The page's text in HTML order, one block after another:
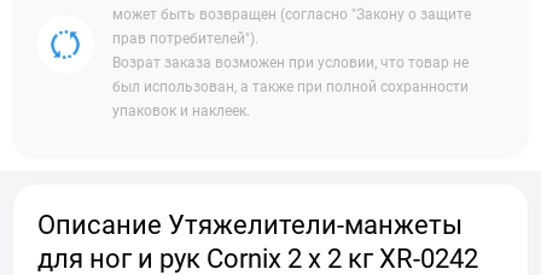
может быть возвращен (согласно "Закону о защите
прав потребителей").
Возрат заказа возможен при условии, что товар не
был использован, а также при полной сохранности
упаковок и наклеек.
Описание Утяжелители-манжеты
для ног и рук Cornix 2 x 2 кг XR-0242